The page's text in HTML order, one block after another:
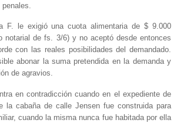
F. le exigió una cuota alimentaria de $ 9.000
notarial de fs. 3/6) y no aceptó desde entonces
con las reales posibilidades del demandado.
abonar la suma pretendida en la demanda y
de agravios.
en contradicción cuando en el expediente de
la cabaña de calle Jensen fue construida para
cuando la misma nunca fue habitada por ella